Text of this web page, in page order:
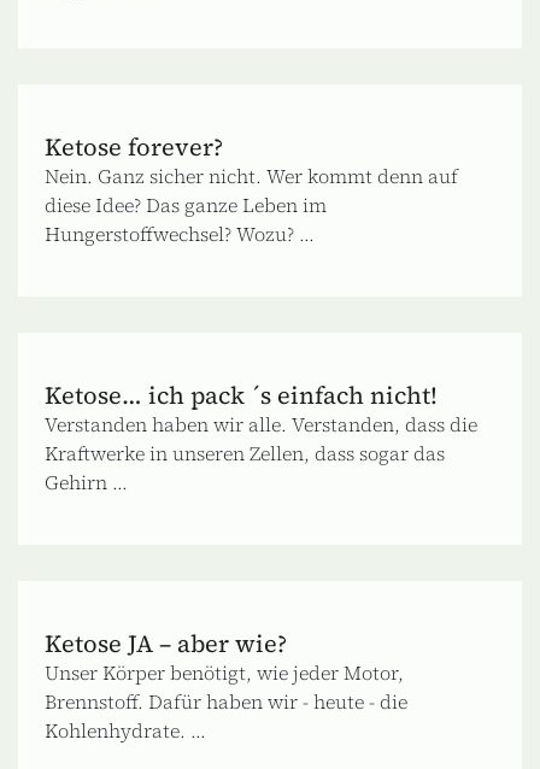
Ketose forever?
Nein. Ganz sicher nicht. Wer kommt denn auf
diese Idee? Das ganze Leben im
Hungerstoffwechsel? Wozu? ...
Ketose… ich pack ´s einfach nicht!
Verstanden haben wir alle. Verstanden, dass die
Kraftwerke in unseren Zellen, dass sogar das
Gehirn ...
Ketose JA – aber wie?
Unser Körper benötigt, wie jeder Motor,
Brennstoff. Dafür haben wir - heute - die
Kohlenhydrate. ...